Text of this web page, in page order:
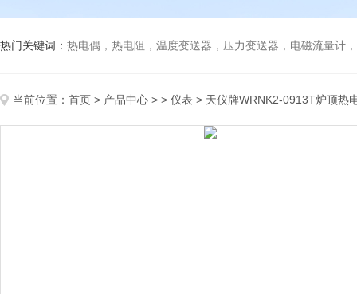
热门关键词： 热电偶，热电阻，温度变送器，压力变送器，电磁流量计，
当前位置： 首页 > 产品中心 > > 仪表 > 天仪牌WRNK2-0913T炉顶热